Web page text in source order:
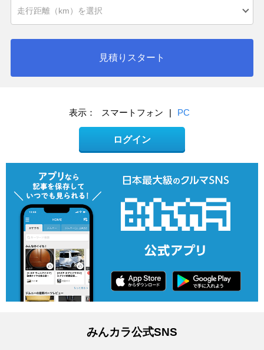
見積りスタート
表示： スマートフォン | PC
ログイン
みんカラ公式SNS